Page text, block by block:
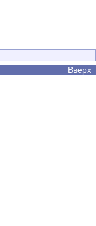
Вверх